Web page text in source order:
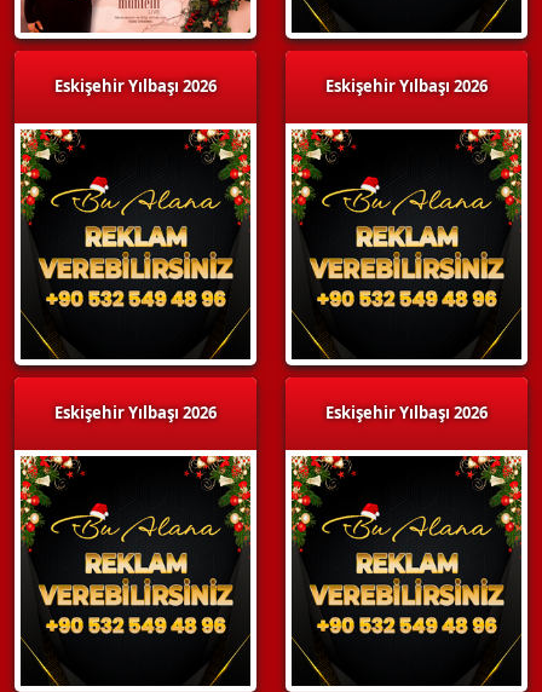
Eskişehir Yılbaşı 2026
Eskişehir Yılbaşı 2026
Eskişehir Yılbaşı 2026
Eskişehir Yılbaşı 2026